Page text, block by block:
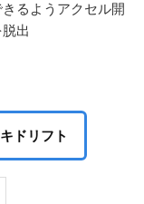
るようアクセル開
出
ドリフト